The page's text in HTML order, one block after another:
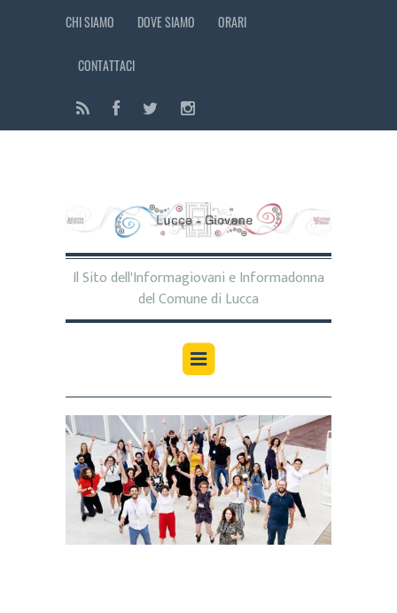
CHI SIAMO DOVE SIAMO ORARI
CONTATTACI
Il Sito dell'Informagiovani e Informadonna
del Comune di Lucca